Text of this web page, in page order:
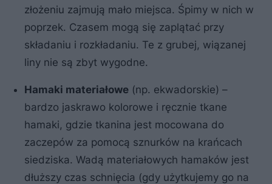
złożeniu zajmują mało miejsca. Śpimy w nich w
poprzek. Czasem mogą się zaplątać przy
składaniu i rozkładaniu. Te z grubej, wiązanej
liny nie są zbyt wygodne.
Hamaki materiałowe (np. ekwadorskie) –
bardzo jaskrawo kolorowe i ręcznie tkane
hamaki, gdzie tkanina jest mocowana do
zaczepów za pomocą sznurków na krańcach
siedziska. Wadą materiałowych hamaków jest
dłuższy czas schnięcia (gdy użytkujemy go na